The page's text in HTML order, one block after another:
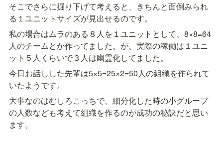
そこでさらに掘り下げて考えると、きちんと面倒みられ
る１ユニットサイズが見出せるのです。
私の場合はムラのある８人を１ユニットとして、8×8=64
人のチームとか作ってました。が、実際の稼働は１ユニ
ット５人くらいで３人は幽霊化してました。
今日お話しした先輩は5×5=25×2=50人の組織を作られて
いたようです。
大事なのはむしろこっちで、細分化した時の小グループ
の人数なども考えて組織を作るのが成功の秘訣だと思い
ます。